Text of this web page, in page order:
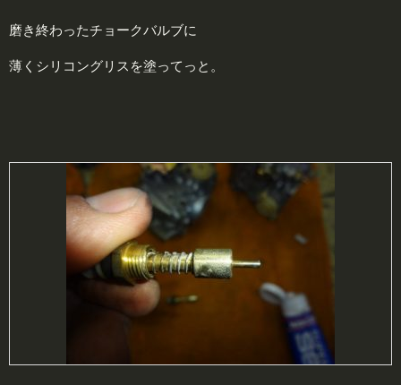
磨き終わったチョークバルブに
薄くシリコングリスを塗ってっと。